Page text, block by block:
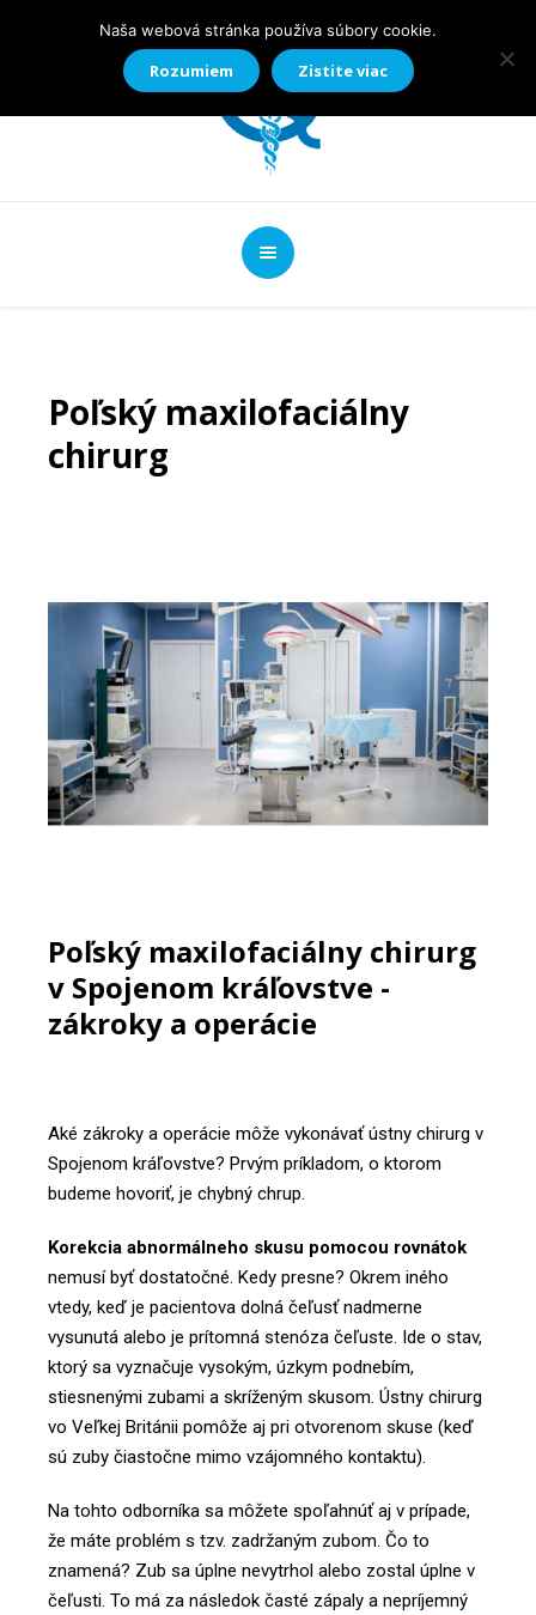
Poľský maxilofaciálny
chirurg
Poľský maxilofaciálny chirurg
v Spojenom kráľovstve -
zákroky a operácie
Aké zákroky a operácie môže vykonávať ústny chirurg v
Spojenom kráľovstve? Prvým príkladom, o ktorom
budeme hovoriť, je chybný chrup.
Korekcia abnormálneho skusu pomocou rovnátok
nemusí byť dostatočné. Kedy presne? Okrem iného
vtedy, keď je pacientova dolná čeľusť nadmerne
vysunutá alebo je prítomná stenóza čeľuste. Ide o stav,
ktorý sa vyznačuje vysokým, úzkym podnebím,
stiesnenými zubami a skríženým skusom. Ústny chirurg
vo Veľkej Británii pomôže aj pri otvorenom skuse (keď
sú zuby čiastočne mimo vzájomného kontaktu).
Na tohto odborníka sa môžete spoľahnúť aj v prípade,
že máte problém s tzv. zadržaným zubom. Čo to
znamená? Zub sa úplne nevytrhol alebo zostal úplne v
čeľusti. To má za následok časté zápaly a nepríjemný
Naša webová stránka používa súbory cookie.
Rozumiem Zistite viac